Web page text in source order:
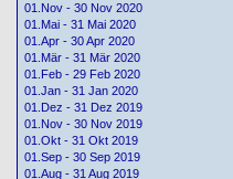
01.Nov - 30 Nov 2020
01.Mai - 31 Mai 2020
01.Apr - 30 Apr 2020
01.Mär - 31 Mär 2020
01.Feb - 29 Feb 2020
01.Jan - 31 Jan 2020
01.Dez - 31 Dez 2019
01.Nov - 30 Nov 2019
01.Okt - 31 Okt 2019
01.Sep - 30 Sep 2019
01.Aug - 31 Aug 2019